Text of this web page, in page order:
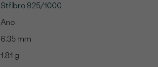
Stříbro 925/1000
Ano
6.35 mm
1.81 g